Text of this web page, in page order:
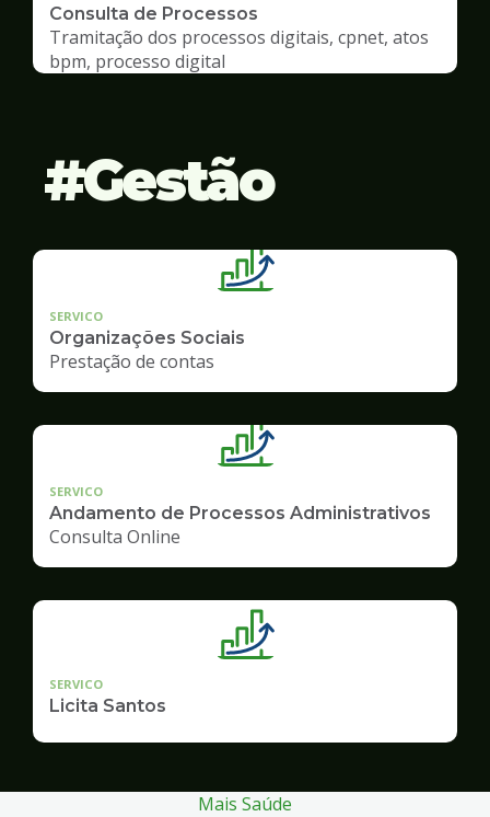
Consulta de Processos
Tramitação dos processos digitais, cpnet, atos
bpm, processo digital
Gestão
SERVICO
Organizações Sociais
Prestação de contas
SERVICO
Andamento de Processos Administrativos
Consulta Online
SERVICO
Licita Santos
Mais Saúde